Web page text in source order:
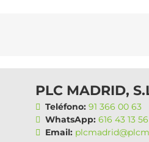
PLC MADRID,
Teléfono:91 366 00 63
WhatsApp:616 43 13 56
Email: